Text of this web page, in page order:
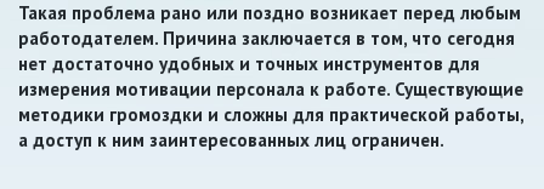
Такая проблема рано или поздно возникает перед любым
работодателем. Причина заключается в том, что сегодня
нет достаточно удобных и точных инструментов для
измерения мотивации персонала к работе. Существующие
методики громоздки и сложны для практической работы,
а доступ к ним заинтересованных лиц ограничен.